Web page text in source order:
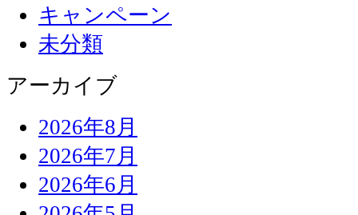
キャンペーン
未分類
アーカイブ
2026年8月
2026年7月
2026年6月